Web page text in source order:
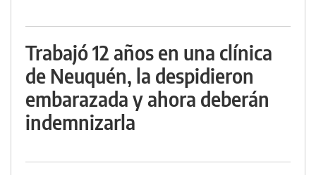
Trabajó 12 años en una clínica
de Neuquén, la despidieron
embarazada y ahora deberán
indemnizarla